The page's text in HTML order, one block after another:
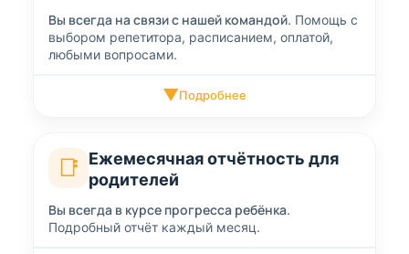
Вы всегда на связи с нашей командой. Помощь с
выбором репетитора, расписанием, оплатой,
любыми вопросами.
▼Подробнее
📑
Ежемесячная отчётность для
родителей
Вы всегда в курсе прогресса ребёнка.
Подробный отчёт каждый месяц.